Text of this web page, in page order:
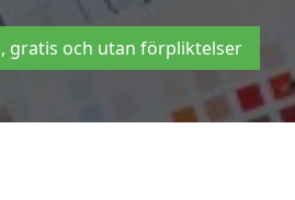
gratis och utan förpliktelser